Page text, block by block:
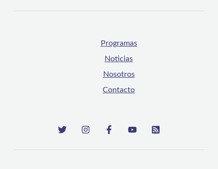
Programas
Noticias
Nosotros
Contacto